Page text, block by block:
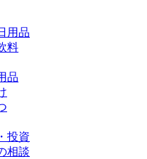
用品
料
品
投資
相談